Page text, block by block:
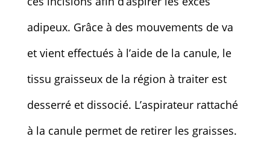
adipeux. Grâce à des mouvements de va
et vient effectués à l’aide de la canule, le
tissu graisseux de la région à traiter est
desserré et dissocié. L’aspirateur rattaché
à la canule permet de retirer les graisses.